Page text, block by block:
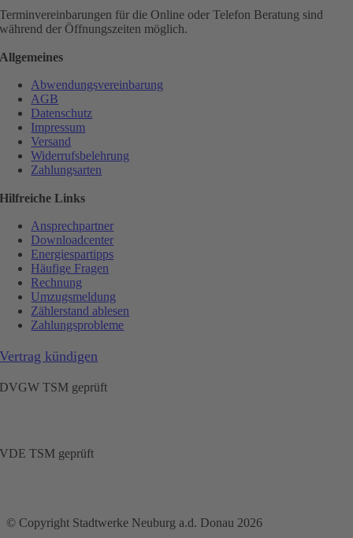
Terminvereinbarungen für die Online oder Telefon Beratung sind
während der Öffnungszeiten möglich.
Allgemeines
Abwendungsvereinbarung
AGB
Datenschutz
Impressum
Versand
Widerrufsbelehrung
Zahlungsarten
Hilfreiche Links
Ansprechpartner
Downloadcenter
Energiespartipps
Häufige Fragen
Rechnung
Umzugsmeldung
Zählerstand ablesen
Zahlungsprobleme
Vertrag kündigen
DVGW TSM geprüft
VDE TSM geprüft
© Copyright Stadtwerke Neuburg a.d. Donau 2026